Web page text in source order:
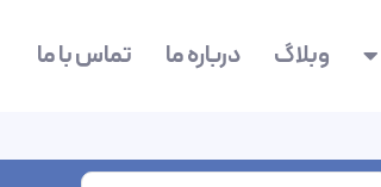
وبلاگ درباره ما تماس با ما